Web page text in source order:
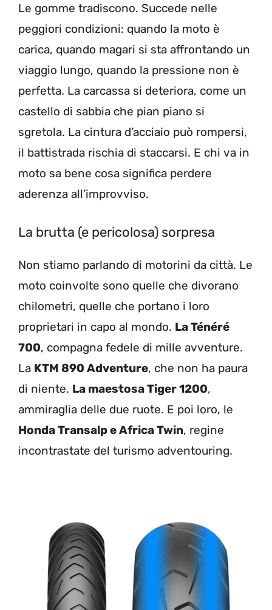
Le gomme tradiscono. Succede nelle
peggiori condizioni: quando la moto è
carica, quando magari si sta affrontando un
viaggio lungo, quando la pressione non è
perfetta. La carcassa si deteriora, come un
castello di sabbia che pian piano si
sgretola. La cintura d’acciaio può rompersi,
il battistrada rischia di staccarsi. E chi va in
moto sa bene cosa significa perdere
aderenza all’improvviso.
La brutta (e pericolosa) sorpresa
Non stiamo parlando di motorini da città. Le
moto coinvolte sono quelle che divorano
chilometri, quelle che portano i loro
proprietari in capo al mondo. La Ténéré
700, compagna fedele di mille avventure.
La KTM 890 Adventure, che non ha paura
di niente. La maestosa Tiger 1200,
ammiraglia delle due ruote. E poi loro, le
Honda Transalp e Africa Twin, regine
incontrastate del turismo adventouring.